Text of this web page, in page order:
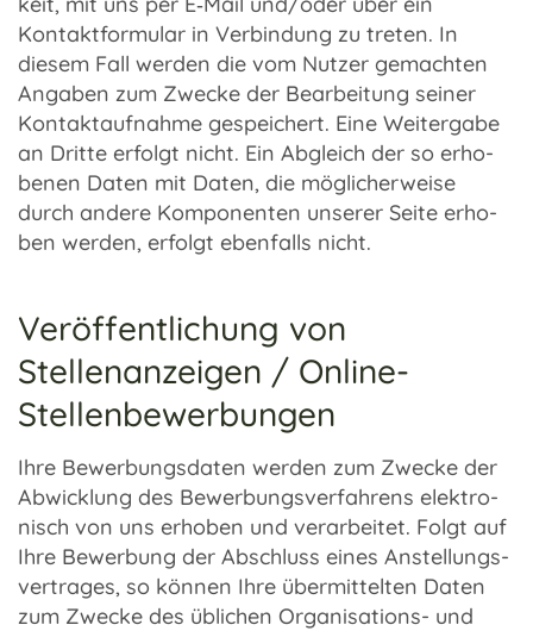
Kontakt­for­mu­lar in Verbin­dung zu treten. In
diesem Fall werden die vom Nutzer gemach­ten
Anga­ben zum Zwecke der Bear­bei­tung seiner
Kontakt­auf­nahme gespei­chert. Eine Weiter­gabe
an Dritte erfolgt nicht. Ein Abgleich der so erho­
be­nen Daten mit Daten, die mögli­cher­weise
durch andere Kompo­nen­ten unse­rer Seite erho­
ben werden, erfolgt eben­falls nicht.
Veröffentlichung von
Stellenanzeigen / Online-
Stellenbewerbungen
Ihre Bewer­bungs­da­ten werden zum Zwecke der
Abwick­lung des Bewer­bungs­ver­fah­rens elek­tro­
nisch von uns erho­ben und verar­bei­tet. Folgt auf
Ihre Bewer­bung der Abschluss eines Anstel­lungs­
ver­tra­ges, so können Ihre über­mit­tel­ten Daten
zum Zwecke des übli­chen Organisations- und